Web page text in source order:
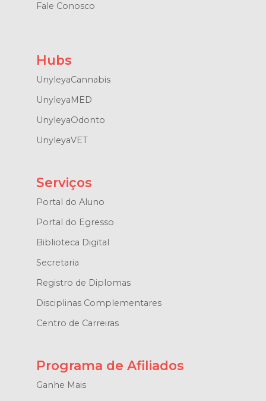
Fale Conosco
Hubs
UnyleyaCannabis
UnyleyaMED
UnyleyaOdonto
UnyleyaVET
Serviços
Portal do Aluno
Portal do Egresso
Biblioteca Digital
Secretaria
Registro de Diplomas
Disciplinas Complementares
Centro de Carreiras
Programa de Afiliados
Ganhe Mais